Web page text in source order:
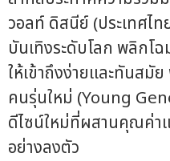
วอลท์ ดิสนีย์ (ประเทศไ
บันเทิงระดับโลก พลิก
ให้เข้าถึงง่ายและทันสมั
คนรุ่นใหม่ (Young
ดีไซน์ใหม่ที่ผสานคุณค่า
อย่างลงตัว